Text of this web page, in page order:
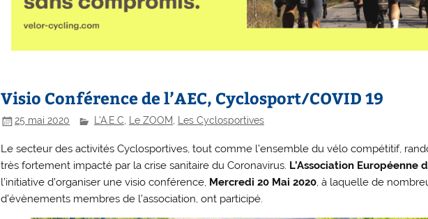
Visio Conférence de l’AEC, Cyclosport/COVID 19
25 mai 2020 L'A.E.C, Le ZOOM, Les Cyclosportives
Le secteur des activités Cyclosportives, tout comme l’ensemble du vélo compétitif,
très fortement impacté par la crise sanitaire du Coronavirus. L’Association Européenne
l’initiative d’organiser une visio conférence, Mercredi 20 Mai 2020, à laquelle de
d’évènements membres de l’association, ont participé.